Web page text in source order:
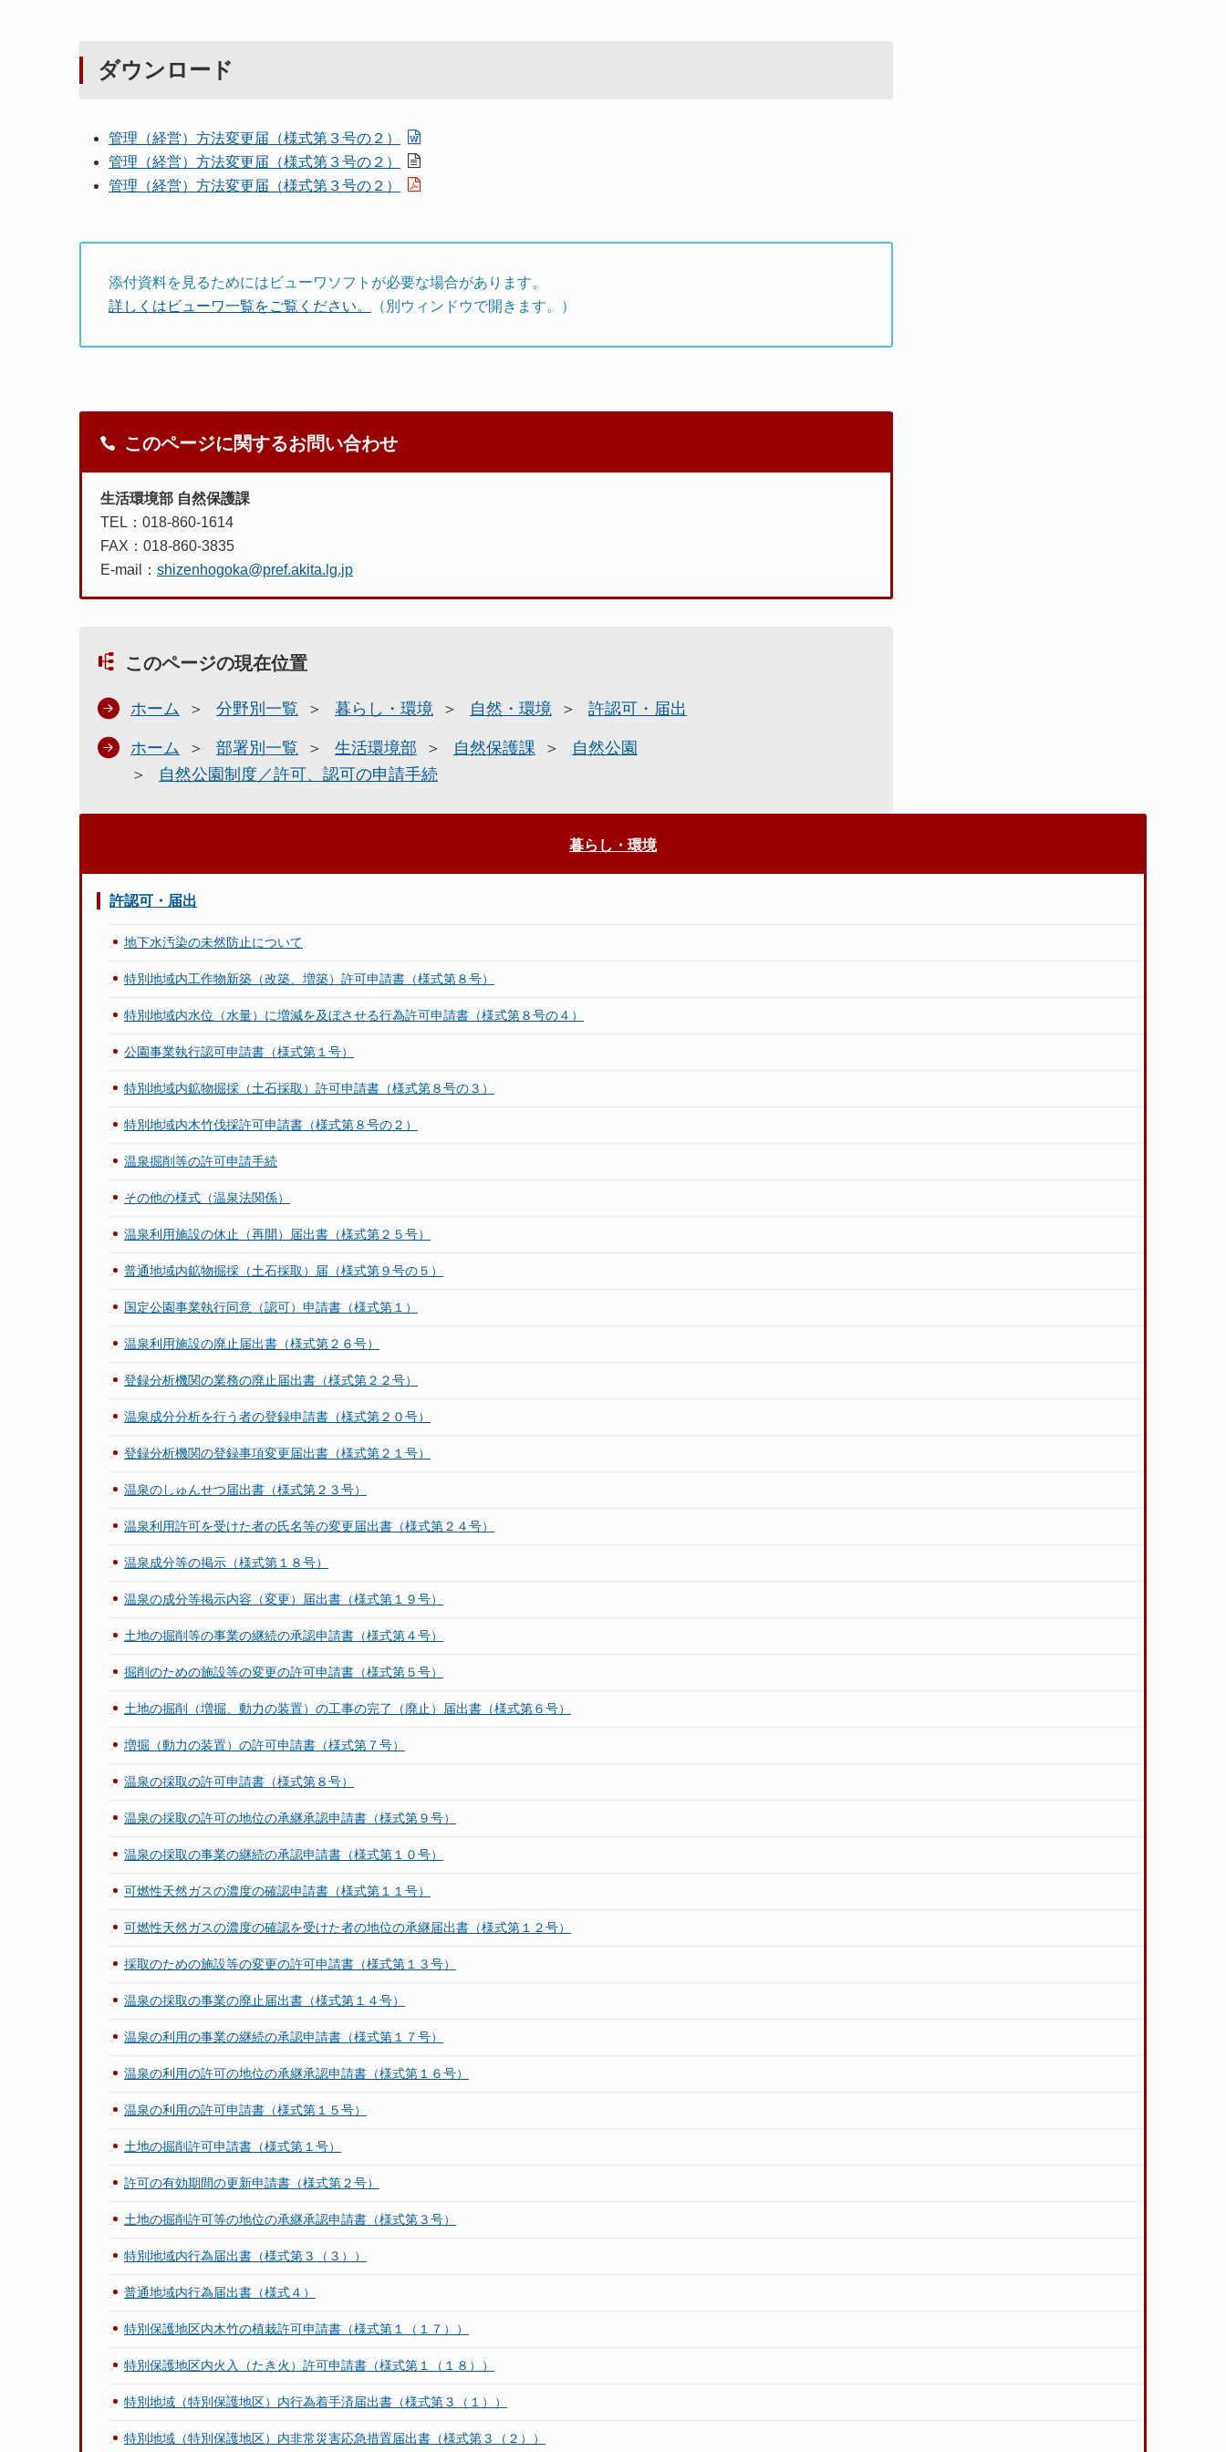
ダウンロード
管理（経営）方法変更届（様式第３号の２）
管理（経営）方法変更届（様式第３号の２）
管理（経営）方法変更届（様式第３号の２）
添付資料を見るためにはビューワソフトが必要な場合があります。
詳しくはビューワ一覧をご覧ください。
（別ウィンドウで開きます。）
このページに関するお問い合わせ
生活環境部 自然保護課
TEL：018-860-1614
FAX：018-860-3835
E-mail： shizenhogoka@pref.akita.lg.jp
このページの現在位置
ホーム 分野別一覧 暮らし・環境 自然・環境 許認可・届出
ホーム 部署別一覧 生活環境部 自然保護課
自然公園
自然公園制度／許可、認可の申請手続
暮らし・環境
許認可・届出
地下水汚染の未然防止について
特別地域内工作物新築（改築、増築）許可申請書（様式第８号）
特別地域内水位（水量）に増減を及ぼさせる行為許可申請書（様式第８号の４）
公園事業執行認可申請書（様式第１号）
特別地域内鉱物掘採（土石採取）許可申請書（様式第８号の３）
特別地域内木竹伐採許可申請書（様式第８号の２）
温泉掘削等の許可申請手続
その他の様式（温泉法関係）
温泉利用施設の休止（再開）届出書（様式第２５号）
普通地域内鉱物掘採（土石採取）届（様式第９号の５）
国定公園事業執行同意（認可）申請書（様式第１）
温泉利用施設の廃止届出書（様式第２６号）
登録分析機関の業務の廃止届出書（様式第２２号）
温泉成分分析を行う者の登録申請書（様式第２０号）
登録分析機関の登録事項変更届出書（様式第２１号）
温泉のしゅんせつ届出書（様式第２３号）
温泉利用許可を受けた者の氏名等の変更届出書（様式第２４号）
温泉成分等の掲示（様式第１８号）
温泉の成分等掲示内容（変更）届出書（様式第１９号）
土地の掘削等の事業の継続の承認申請書（様式第４号）
掘削のための施設等の変更の許可申請書（様式第５号）
土地の掘削（増掘、動力の装置）の工事の完了（廃止）届出書（様式第６号）
増掘（動力の装置）の許可申請書（様式第７号）
温泉の採取の許可申請書（様式第８号）
温泉の採取の許可の地位の承継承認申請書（様式第９号）
温泉の採取の事業の継続の承認申請書（様式第１０号）
可燃性天然ガスの濃度の確認申請書（様式第１１号）
可燃性天然ガスの濃度の確認を受けた者の地位の承継届出書（様式第１２号）
採取のための施設等の変更の許可申請書（様式第１３号）
温泉の採取の事業の廃止届出書（様式第１４号）
温泉の利用の事業の継続の承認申請書（様式第１７号）
温泉の利用の許可の地位の承継承認申請書（様式第１６号）
温泉の利用の許可申請書（様式第１５号）
土地の掘削許可申請書（様式第１号）
許可の有効期間の更新申請書（様式第２号）
土地の掘削許可等の地位の承継承認申請書（様式第３号）
特別地域内行為届出書（様式第３（３））
普通地域内行為届出書（様式４）
特別保護地区内木竹の植栽許可申請書（様式第１（１７））
特別保護地区内火入（たき火）許可申請書（様式第１（１８））
特別地域（特別保護地区）内行為着手済届出書（様式第３（１））
特別地域（特別保護地区）内非常災害応急措置届出書（様式第３（２））